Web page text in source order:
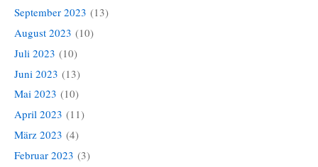
September 2023 (13)
August 2023 (10)
Juli 2023 (10)
Juni 2023 (13)
Mai 2023 (10)
April 2023 (11)
März 2023 (4)
Februar 2023 (3)